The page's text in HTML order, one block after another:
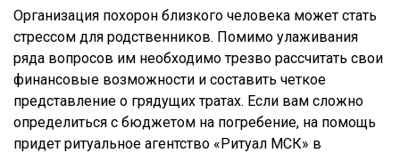
Организация похорон близкого человека может стать
стрессом для родственников. Помимо улаживания
ряда вопросов им необходимо трезво рассчитать свои
финансовые возможности и составить четкое
представление о грядущих тратах. Если вам сложно
определиться с бюджетом на погребение, на помощь
придет ритуальное агентство «Ритуал МСК» в